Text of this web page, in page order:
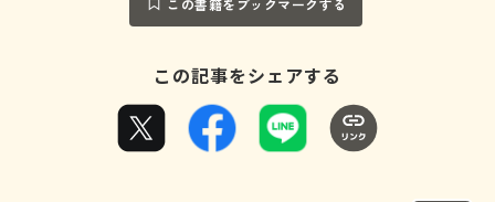
この記事をシェアする